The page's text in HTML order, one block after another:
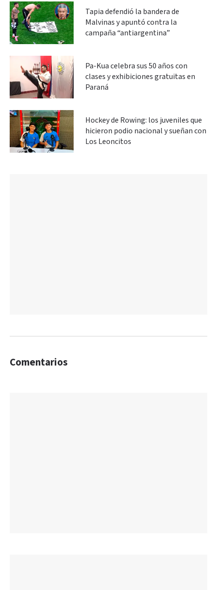
Tapia defendió la bandera de
Malvinas y apuntó contra la
campaña “antiargentina”
Pa-Kua celebra sus 50 años con
clases y exhibiciones gratuitas en
Paraná
Hockey de Rowing: los juveniles que
hicieron podio nacional y sueñan con
Los Leoncitos
Comentarios